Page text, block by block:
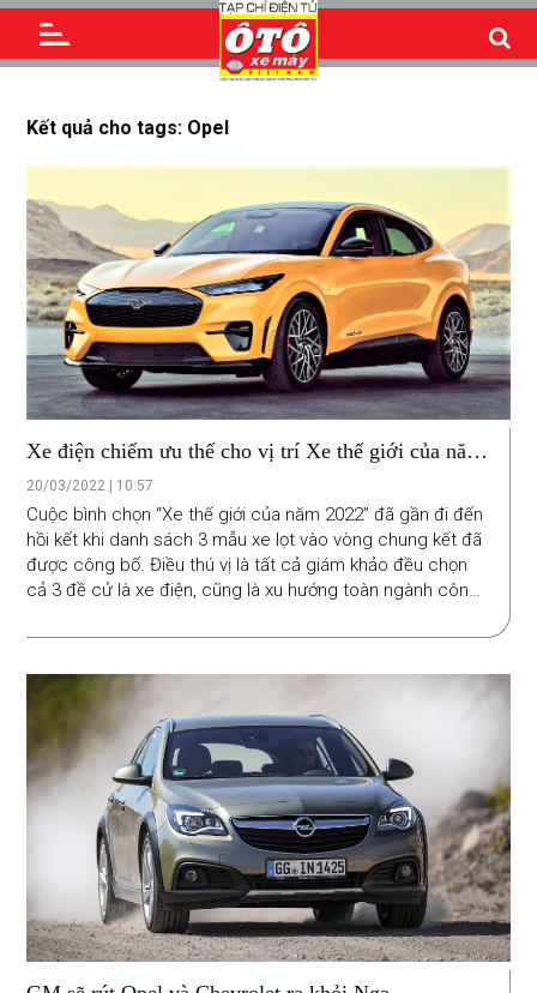
Kết quả cho tags: Opel
Xe điện chiếm ưu thế cho vị trí Xe thế giới của năm
2022
20/03/2022 | 10:57
Cuộc bình chọn “Xe thế giới của năm 2022” đã gần đi đến
hồi kết khi danh sách 3 mẫu xe lọt vào vòng chung kết đã
được công bố. Điều thú vị là tất cả giám khảo đều chọn
cả 3 đề cử là xe điện, cũng là xu hướng toàn ngành công